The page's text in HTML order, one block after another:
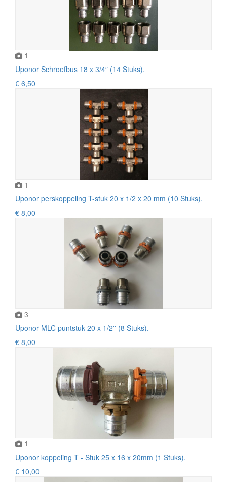
1
Uponor Schroefbus 18 x 3/4″ (14 Stuks).
€ 6,50
1
Uponor perskoppeling T-stuk 20 x 1/2 x 20 mm (10 Stuks).
€ 8,00
3
Uponor MLC puntstuk 20 x 1/2'' (8 Stuks).
€ 8,00
1
Uponor koppeling T - Stuk 25 x 16 x 20mm (1 Stuks).
€ 10,00